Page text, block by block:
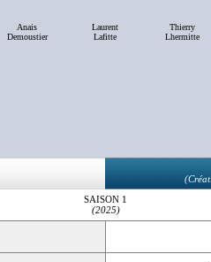
Anais
Demoustier
Laurent
Lafitte
Thierry
Lhermitte
SAISON 1
(2025)